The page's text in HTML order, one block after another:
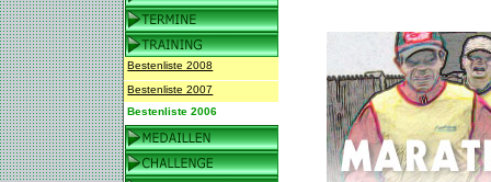
Bestenliste 2008
Bestenliste 2007
Bestenliste 2006